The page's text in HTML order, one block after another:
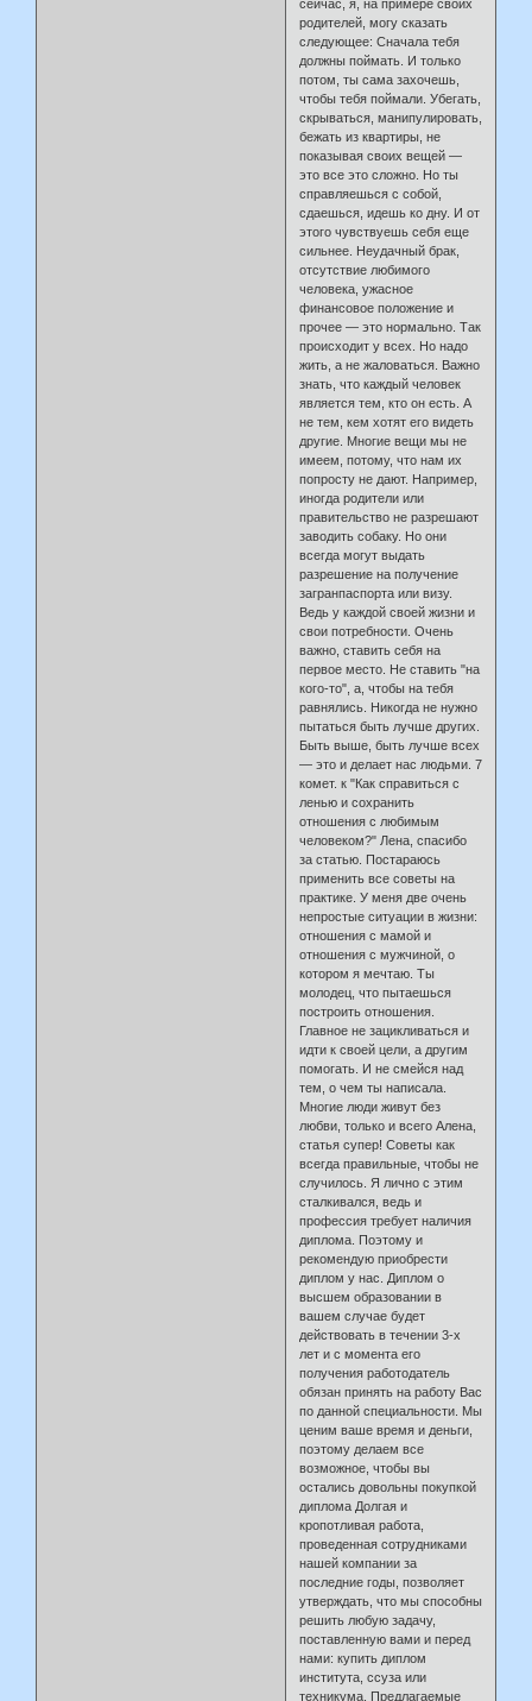
сейчас, я, на примере своих
родителей, могу сказать
следующее: Сначала тебя
должны поймать. И только
потом, ты сама захочешь,
чтобы тебя поймали. Убегать,
скрываться, манипулировать,
бежать из квартиры, не
показывая своих вещей —
это все это сложно. Но ты
справляешься с собой,
сдаешься, идешь ко дну. И от
этого чувствуешь себя еще
сильнее. Неудачный брак,
отсутствие любимого
человека, ужасное
финансовое положение и
прочее — это нормально. Так
происходит у всех. Но надо
жить, а не жаловаться. Важно
знать, что каждый человек
является тем, кто он есть. А
не тем, кем хотят его видеть
другие. Многие вещи мы не
имеем, потому, что нам их
попросту не дают. Например,
иногда родители или
правительство не разрешают
заводить собаку. Но они
всегда могут выдать
разрешение на получение
загранпаспорта или визу.
Ведь у каждой своей жизни и
свои потребности. Очень
важно, ставить себя на
первое место. Не ставить "на
кого-то", а, чтобы на тебя
равнялись. Никогда не нужно
пытаться быть лучше других.
Быть выше, быть лучше всех
— это и делает нас людьми. 7
комет. к "Как справиться с
ленью и сохранить
отношения с любимым
человеком?" Лена, спасибо
за статью. Постараюсь
применить все советы на
практике. У меня две очень
непростые ситуации в жизни:
отношения с мамой и
отношения с мужчиной, о
котором я мечтаю. Ты
молодец, что пытаешься
построить отношения.
Главное не зацикливаться и
идти к своей цели, а другим
помогать. И не смейся над
тем, о чем ты написала.
Многие люди живут без
любви, только и всего Алена,
статья супер! Советы как
всегда правильные, чтобы не
случилось. Я лично с этим
сталкивался, ведь и
профессия требует наличия
диплома. Поэтому и
рекомендую приобрести
диплом у нас. Диплом о
высшем образовании в
вашем случае будет
действовать в течении 3-х
лет и с момента его
получения работодатель
обязан принять на работу Вас
по данной специальности. Мы
ценим ваше время и деньги,
поэтому делаем все
возможное, чтобы вы
остались довольны покупкой
диплома Долгая и
кропотливая работа,
проведенная сотрудниками
нашей компании за
последние годы, позволяет
утверждать, что мы способны
решить любую задачу,
поставленную вами и перед
нами: купить диплом
института, ссуза или
техникума, Предлагаемые